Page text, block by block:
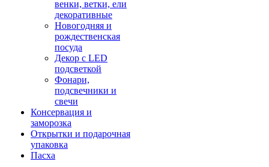
венки, ветки, ели
декоративные
Новогодняя и
рождественская
посуда
Декор с LED
подсветкой
Фонари,
подсвечники и
свечи
Консервация и
заморозка
Открытки и подарочная
упаковка
Пасха